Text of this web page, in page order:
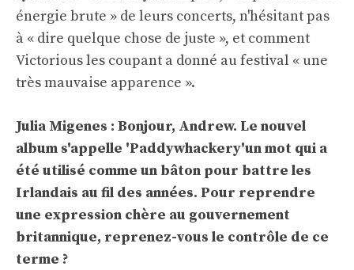
énergie brute » de leurs concerts, n'hésitant pas
à « dire quelque chose de juste », et comment
Victorious les coupant a donné au festival « une
très mauvaise apparence ».
Julia Migenes : Bonjour, Andrew. Le nouvel
album s'appelle 'Paddywhackery'un mot qui a
été utilisé comme un bâton pour battre les
Irlandais au fil des années. Pour reprendre
une expression chère au gouvernement
britannique, reprenez-vous le contrôle de ce
terme ?